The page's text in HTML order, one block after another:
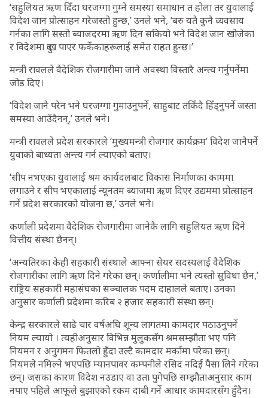
‘सहुलियत ऋण दिँदा घरजग्गा गुम्ने समस्या समाधान त होला तर युवालाई
विदेश जान प्रोत्साहन गरेजस्तो हुन्छ,’ उनले भने, ‘बरु यतै कुनै व्यवसाय
गर्नका लागि सस्तो ब्याजदरमा ऋण दिन सकियो भने विदेश जान खोजेका
र विदेशमा दुःख पाएर फर्केकाहरूलाई समेत राहत हुन्छ।’
मन्त्री रावलले वैदेशिक रोजगारीमा जाने अवस्था विस्तारै अन्त्य गर्नुपर्नेमा
जोड दिए।
‘विदेश जानै परेन भने घरजग्गा गुमाउनुपर्ने, साहुबाट तर्किंदै हिँड्नुपर्ने जस्ता
समस्या आउँदैनन्,’ उनले भने।
मन्त्री रावलले प्रदेश सरकारले ‘मुख्यमन्त्री रोजगार कार्यक्रम’ विदेश जानैपर्ने
युवाको बाध्यता अन्त्य गर्न ल्याएको बताए।
‘सीप नभएका युवालाई श्रम कार्यदलबाट विकास निर्माणका काममा
लगाउने र सीप भएकालाई न्यूनतम ब्याजमा ऋण दिएर उद्यममा प्रोत्साहन
गर्ने प्रदेश सरकारको योजना छ,’ उनले भने।
कर्णाली प्रदेशमा वैदेशिक रोजगारीमा जानेकै लागि सहुलियत ऋण दिने
वित्तीय संस्था छैनन्।
‘अन्यतिरका केही सहकारी संस्थाले आफ्ना सेयर सदस्यलाई वैदेशिक
रोजगारीका लागि ऋण दिने गरेका छन्। कर्णालीमा भने त्यस्तो सुविधा छैन,’
राष्ट्रिय सहकारी महासंघका सञ्चालक पदम दाहालले बताए। उनका
अनुसार कर्णाली प्रदेशमा करिब २ हजार सहकारी संस्था छन्।
केन्द्र सरकारले साढे चार वर्षअघि शून्य लागतमा कामदार पठाउनुपर्ने
नियम ल्यायो । त्यहीअनुसार विभिन्न मुलुकसँग श्रमसम्झौता भए पनि
नियमन र अनुगमन फितलो हुँदा उल्टै कामदार मर्कामा परेका छन्।
नियमले नमिल्ने भएपछि म्यानपावर कम्पनीले रसिद नदिई पैसा लिने गरेका
छन्। जसका कारण विदेश नउडाए वा उता पुगेपछि सम्झौताअनुसार काम
नपाए पहिले आफूले बुझाएको रकम दाबी गर्ने आधार कामदारसँग हुँदैन।